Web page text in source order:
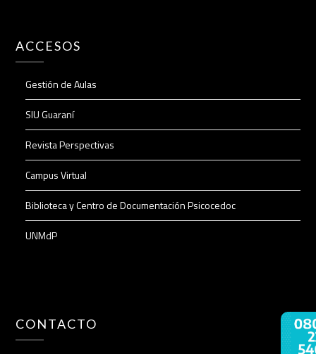
ACCESOS
Gestión de Aulas
SIU Guaraní
Revista Perspectivas
Campus Virtual
Biblioteca y Centro de Documentación Psicocedoc
UNMdP
CONTACTO